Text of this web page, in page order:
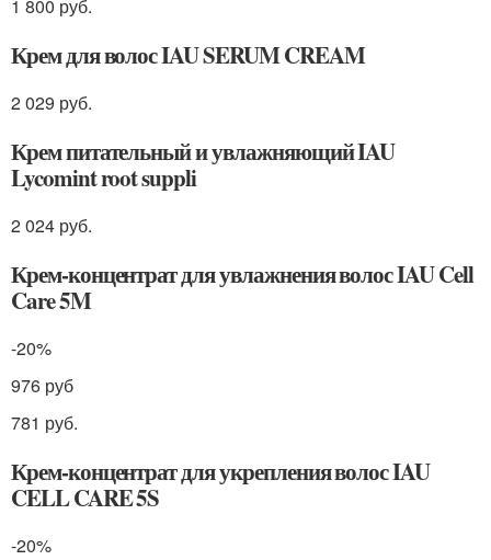
1 800 руб.
Крем для волос IAU SERUM CREAM
2 029 руб.
Крем питательный и увлажняющий IAU
Lycomint root suppli
2 024 руб.
Крем-концентрат для увлажнения волос IAU Cell
Care 5M
-20%
976 руб
781 руб.
Крем-концентрат для укрепления волос IAU
CELL CARE 5S
-20%